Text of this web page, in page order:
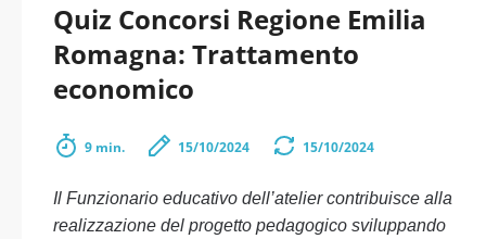
Quiz Concorsi Regione Emilia
Romagna: Trattamento
economico
9 min. 15/10/2024 15/10/2024
Il Funzionario educativo dell’atelier contribuisce alla
realizzazione del progetto pedagogico sviluppando